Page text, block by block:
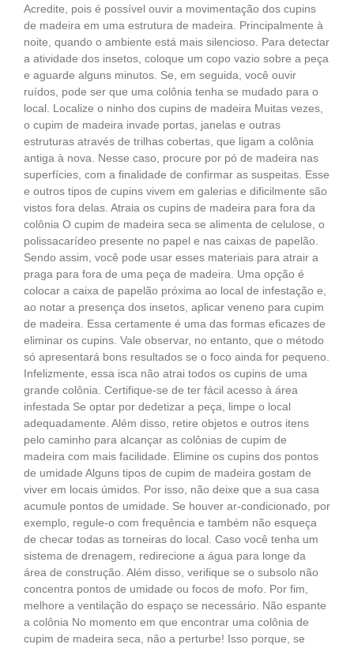
Acredite, pois é possível ouvir a movimentação dos cupins
de madeira em uma estrutura de madeira. Principalmente à
noite, quando o ambiente está mais silencioso. Para detectar
a atividade dos insetos, coloque um copo vazio sobre a peça
e aguarde alguns minutos. Se, em seguida, você ouvir
ruídos, pode ser que uma colônia tenha se mudado para o
local. Localize o ninho dos cupins de madeira Muitas vezes,
o cupim de madeira invade portas, janelas e outras
estruturas através de trilhas cobertas, que ligam a colônia
antiga à nova. Nesse caso, procure por pó de madeira nas
superfícies, com a finalidade de confirmar as suspeitas. Esse
e outros tipos de cupins vivem em galerias e dificilmente são
vistos fora delas. Atraia os cupins de madeira para fora da
colônia O cupim de madeira seca se alimenta de celulose, o
polissacarídeo presente no papel e nas caixas de papelão.
Sendo assim, você pode usar esses materiais para atrair a
praga para fora de uma peça de madeira. Uma opção é
colocar a caixa de papelão próxima ao local de infestação e,
ao notar a presença dos insetos, aplicar veneno para cupim
de madeira. Essa certamente é uma das formas eficazes de
eliminar os cupins. Vale observar, no entanto, que o método
só apresentará bons resultados se o foco ainda for pequeno.
Infelizmente, essa isca não atrai todos os cupins de uma
grande colônia. Certifique-se de ter fácil acesso à área
infestada Se optar por dedetizar a peça, limpe o local
adequadamente. Além disso, retire objetos e outros itens
pelo caminho para alcançar as colônias de cupim de
madeira com mais facilidade. Elimine os cupins dos pontos
de umidade Alguns tipos de cupim de madeira gostam de
viver em locais úmidos. Por isso, não deixe que a sua casa
acumule pontos de umidade. Se houver ar-condicionado, por
exemplo, regule-o com frequência e também não esqueça
de checar todas as torneiras do local. Caso você tenha um
sistema de drenagem, redirecione a água para longe da
área de construção. Além disso, verifique se o subsolo não
concentra pontos de umidade ou focos de mofo. Por fim,
melhore a ventilação do espaço se necessário. Não espante
a colônia No momento em que encontrar uma colônia de
cupim de madeira seca, não a perturbe! Isso porque, se